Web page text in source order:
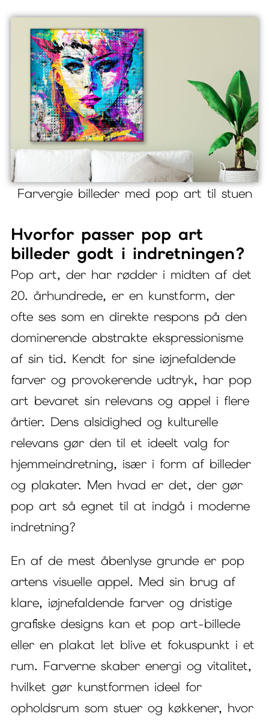
Farvergie billeder med pop art til stuen
Hvorfor passer pop art
billeder godt i indretningen?
Pop art, der har rødder i midten af det
20. århundrede, er en kunstform, der
ofte ses som en direkte respons på den
dominerende abstrakte ekspressionisme
af sin tid. Kendt for sine iøjnefaldende
farver og provokerende udtryk, har pop
art bevaret sin relevans og appel i flere
årtier. Dens alsidighed og kulturelle
relevans gør den til et ideelt valg for
hjemmeindretning, især i form af billeder
og plakater. Men hvad er det, der gør
pop art så egnet til at indgå i moderne
indretning?
En af de mest åbenlyse grunde er pop
artens visuelle appel. Med sin brug af
klare, iøjnefaldende farver og dristige
grafiske designs kan et pop art-billede
eller en plakat let blive et fokuspunkt i et
rum. Farverne skaber energi og vitalitet,
hvilket gør kunstformen ideel for
opholdsrum som stuer og køkkener, hvor